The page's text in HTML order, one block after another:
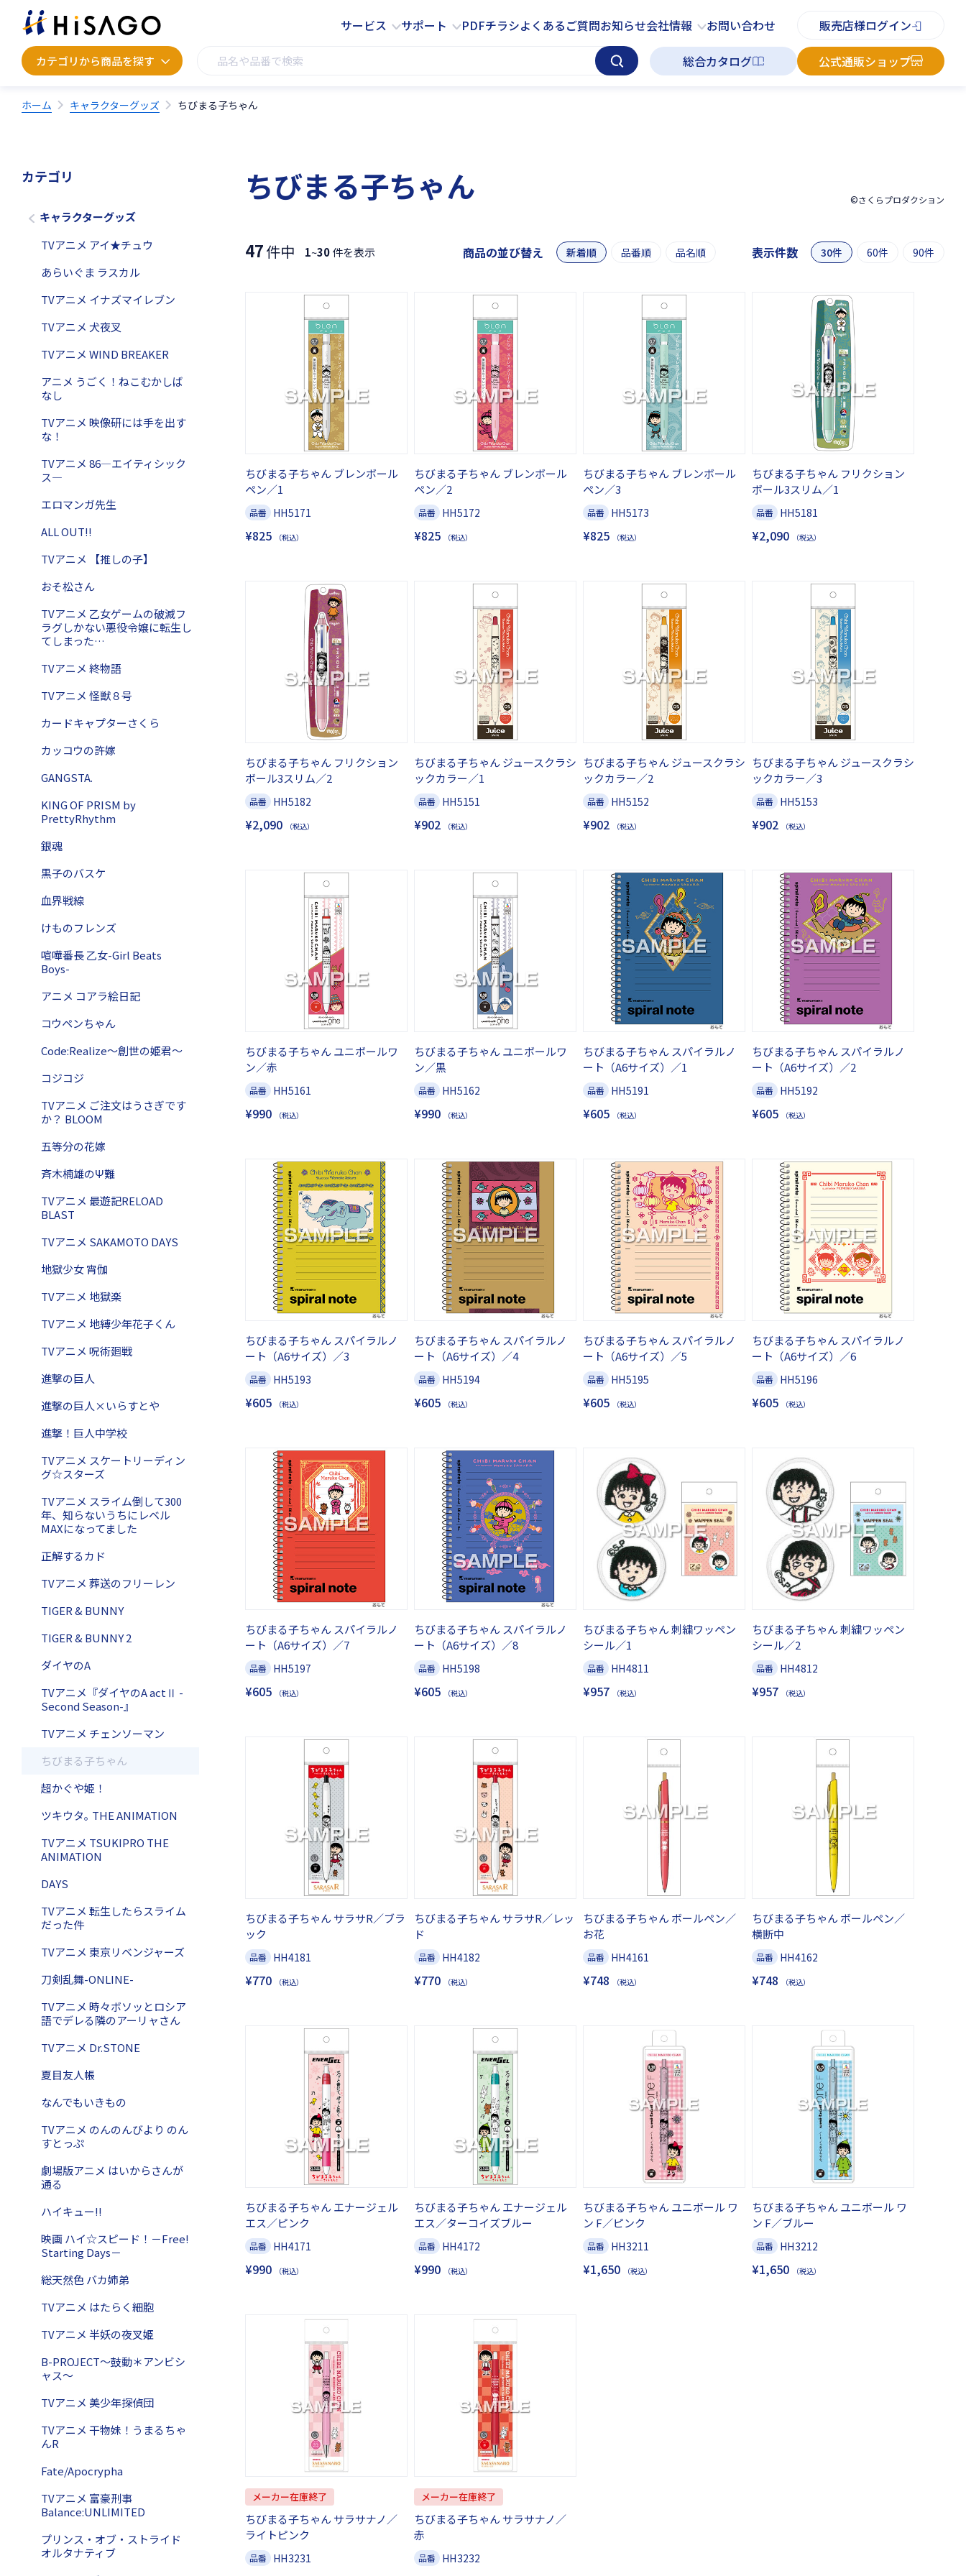
サービス サポート PDFチラシよくあるご質問お知らせ会社情報 お問い合わせ 販売店様ログイン
カテゴリから商品を探す 総合カタログ 公式通販ショップ
カテゴリから商品を探す サービス サポート PDFチラシ よくあるご質問 お知らせ お問い合わせ
ホーム キャラクターグッズ ちびまる子ちゃん
カテゴリ
キャラクターグッズ
TVアニメ アイ★チュウ
あらいぐま ラスカル
TVアニメ イナズマイレブン
TVアニメ 犬夜叉
TVアニメ WIND BREAKER
アニメ うごく！ねこむかしば
なし
TVアニメ 映像研には手を出す
な！
TVアニメ 86―エイティシック
ス―
エロマンガ先生
ALL OUT!!
TVアニメ 【推しの子】
おそ松さん
TVアニメ 乙女ゲームの破滅フ
ラグしかない悪役令嬢に転生し
てしまった…
TVアニメ 終物語
TVアニメ 怪獣８号
カードキャプターさくら
カッコウの許嫁
GANGSTA.
KING OF PRISM by
PrettyRhythm
銀魂
黒子のバスケ
血界戦線
けものフレンズ
喧嘩番長 乙女-Girl Beats
Boys-
アニメ コアラ絵日記
コウペンちゃん
Code:Realize～創世の姫君～
コジコジ
TVアニメ ご注文はうさぎです
か？ BLOOM
五等分の花嫁
斉木楠雄のΨ難
TVアニメ 最遊記RELOAD
BLAST
TVアニメ SAKAMOTO DAYS
地獄少女 宵伽
TVアニメ 地獄楽
TVアニメ 地縛少年花子くん
TVアニメ 呪術廻戦
進撃の巨人
進撃の巨人×いらすとや
進撃！巨人中学校
TVアニメ スケートリーディン
グ☆スターズ
TVアニメ スライム倒して300
年、知らないうちにレベル
MAXになってました
正解するカド
TVアニメ 葬送のフリーレン
TIGER & BUNNY
TIGER & BUNNY 2
ダイヤのA
TVアニメ『ダイヤのA actⅡ -
Second Season-』
TVアニメ チェンソーマン
ちびまる子ちゃん
超かぐや姫！
ツキウタ｡ THE ANIMATION
TVアニメ TSUKIPRO THE
ANIMATION
DAYS
TVアニメ 転生したらスライム
だった件
TVアニメ 東京リベンジャーズ
刀剣乱舞-ONLINE-
TVアニメ 時々ボソッとロシア
語でデレる隣のアーリャさん
TVアニメ Dr.STONE
夏目友人帳
なんでもいきもの
TVアニメ のんのんびより のん
すとっぷ
劇場版アニメ はいからさんが
通る
ハイキュー!!
映画 ハイ☆スピード！－Free!
Starting Days－
総天然色 バカ姉弟
TVアニメ はたらく細胞
TVアニメ 半妖の夜叉姫
B-PROJECT～鼓動＊アンビシ
ャス～
TVアニメ 美少年探偵団
TVアニメ 干物妹！うまるちゃ
んR
Fate/Apocrypha
TVアニメ 富豪刑事
Balance:UNLIMITED
プリンス・オブ・ストライド
オルタナティブ
ちびまる子ちゃん ©さくらプロダクション
47件中 1~30件を表示 商品の並び替え 新着順 品番順 品名順 表示件数 30件 60件 90件
ちびまる子ちゃん ブレンボール
ペン／1
品番 HH5171
¥825 （税込）
ちびまる子ちゃん ブレンボール
ペン／2
品番 HH5172
¥825 （税込）
ちびまる子ちゃん ブレンボール
ペン／3
品番 HH5173
¥825 （税込）
ちびまる子ちゃん フリクション
ボール3スリム／1
品番 HH5181
¥2,090 （税込）
ちびまる子ちゃん フリクション
ボール3スリム／2
品番 HH5182
¥2,090 （税込）
ちびまる子ちゃん ジュースクラシ
ックカラー／1
品番 HH5151
¥902 （税込）
ちびまる子ちゃん ジュースクラシ
ックカラー／2
品番 HH5152
¥902 （税込）
ちびまる子ちゃん ジュースクラシ
ックカラー／3
品番 HH5153
¥902 （税込）
ちびまる子ちゃん ユニボールワ
ン／赤
品番 HH5161
¥990 （税込）
ちびまる子ちゃん ユニボールワ
ン／黒
品番 HH5162
¥990 （税込）
ちびまる子ちゃん スパイラルノ
ート（A6サイズ）／1
品番 HH5191
¥605 （税込）
ちびまる子ちゃん スパイラルノ
ート（A6サイズ）／2
品番 HH5192
¥605 （税込）
ちびまる子ちゃん スパイラルノ
ート（A6サイズ）／3
品番 HH5193
¥605 （税込）
ちびまる子ちゃん スパイラルノ
ート（A6サイズ）／4
品番 HH5194
¥605 （税込）
ちびまる子ちゃん スパイラルノ
ート（A6サイズ）／5
品番 HH5195
¥605 （税込）
ちびまる子ちゃん スパイラルノ
ート（A6サイズ）／6
品番 HH5196
¥605 （税込）
ちびまる子ちゃん スパイラルノ
ート（A6サイズ）／7
品番 HH5197
¥605 （税込）
ちびまる子ちゃん スパイラルノ
ート（A6サイズ）／8
品番 HH5198
¥605 （税込）
ちびまる子ちゃん 刺繍ワッペン
シール／1
品番 HH4811
¥957 （税込）
ちびまる子ちゃん 刺繍ワッペン
シール／2
品番 HH4812
¥957 （税込）
ちびまる子ちゃん サラサR／ブラ
ック
品番 HH4181
¥770 （税込）
ちびまる子ちゃん サラサR／レッ
ド
品番 HH4182
¥770 （税込）
ちびまる子ちゃん ボールペン／
お花
品番 HH4161
¥748 （税込）
ちびまる子ちゃん ボールペン／
横断中
品番 HH4162
¥748 （税込）
ちびまる子ちゃん エナージェル
エス／ピンク
品番 HH4171
¥990 （税込）
ちびまる子ちゃん エナージェル
エス／ターコイズブルー
品番 HH4172
¥990 （税込）
ちびまる子ちゃん ユニボール ワ
ン F／ピンク
品番 HH3211
¥1,650 （税込）
ちびまる子ちゃん ユニボール ワ
ン F／ブルー
品番 HH3212
¥1,650 （税込）
メーカー在庫終了
ちびまる子ちゃん サラサナノ／
ライトピンク
品番 HH3231
メーカー在庫終了
ちびまる子ちゃん サラサナノ／
赤
品番 HH3232